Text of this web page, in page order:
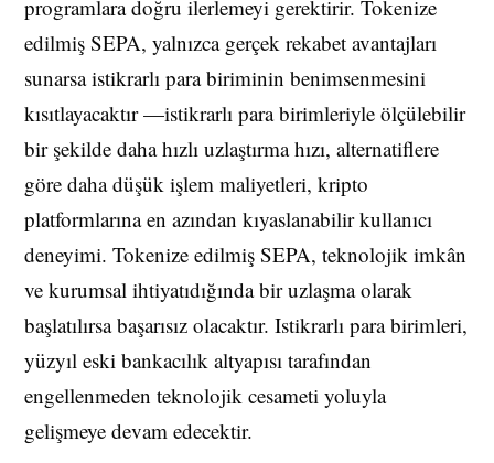
programlara doğru ilerlemeyi gerektirir. Tokenize
edilmiş SEPA, yalnızca gerçek rekabet avantajları
sunarsa istikrarlı para biriminin benimsenmesini
kısıtlayacaktır —istikrarlı para birimleriyle ölçülebilir
bir şekilde daha hızlı uzlaştırma hızı, alternatiflere
göre daha düşük işlem maliyetleri, kripto
platformlarına en azından kıyaslanabilir kullanıcı
deneyimi. Tokenize edilmiş SEPA, teknolojik imkân
ve kurumsal ihtiyatıdığında bir uzlaşma olarak
başlatılırsa başarısız olacaktır. Istikrarlı para birimleri,
yüzyıl eski bankacılık altyapısı tarafından
engellenmeden teknolojik cesameti yoluyla
gelişmeye devam edecektir.